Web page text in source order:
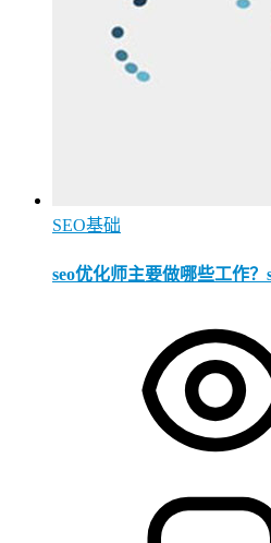
SEO基础
seo优化师主要做哪些工作？